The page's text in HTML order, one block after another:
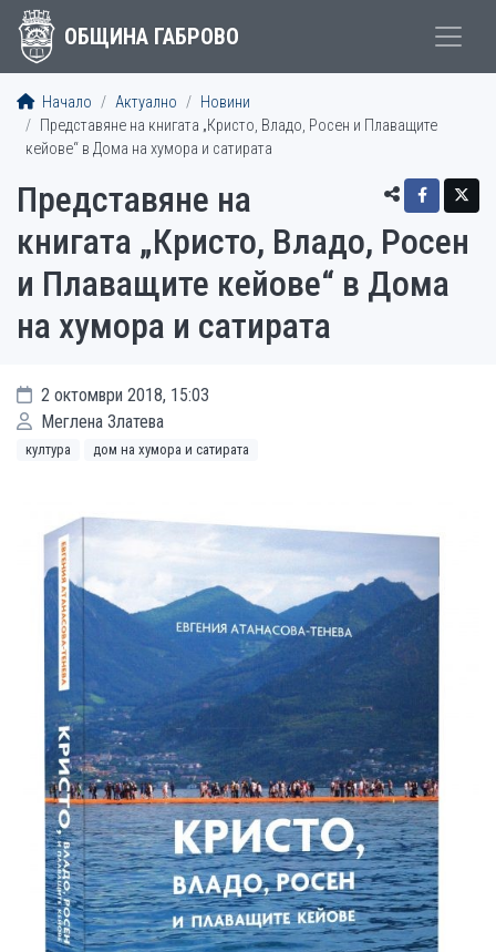
ОБЩИНА ГАБРОВО
Начало Актуално
Новини
Представяне на книгата „Кристо, Владо, Росен и Плаващите
кейове“ в Дома на хумора и сатирата
Представяне на
книгата „Кристо, Владо, Росен
и Плаващите кейове“ в Дома
на хумора и сатирата
2 октомври 2018, 15:03
Меглена Златева
култура дом на хумора и сатирата